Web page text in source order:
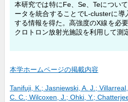
本研究では特にFe、Se、Teについ
ータを統合することでL-clusterに導
する情報を得た。高強度のX線を必
クロトロン放射光施設を利用して測
本学ホームページの掲載内容
Tanifuji, K.; Jasniewski, A. J.;
C. C.; Wilcoxen, J.; Ohki, Y.;